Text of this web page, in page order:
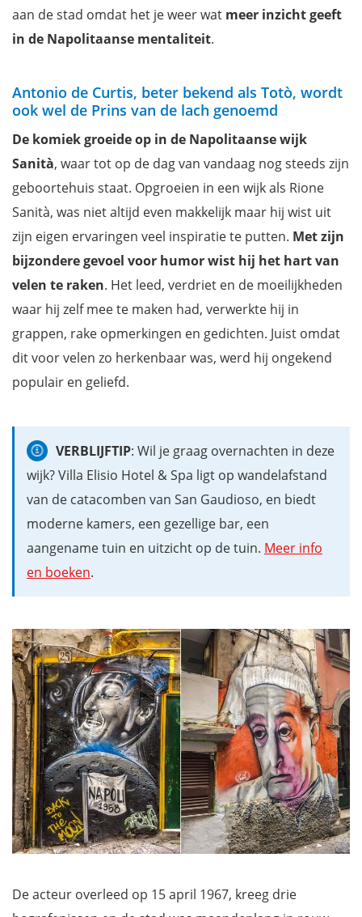
aan de stad omdat het je weer wat meer inzicht geeft
in de Napolitaanse mentaliteit.
Antonio de Curtis, beter bekend als Totò, wordt
ook wel de Prins van de lach genoemd
De komiekgroeide op in de Napolitaanse wijk
Sanità, waar tot op de dag van vandaag nog steeds zijn
geboortehuis staat. Opgroeien in een wijk als Rione
Sanità, was niet altijd even makkelijk maar hij wist uit
zijn eigen ervaringen veel inspiratie te putten. Met zijn
bijzondere gevoel voor humor wist hij het hart van
velen te raken. Het leed, verdriet en de moeilijkheden
waar hij zelf mee te maken had, verwerkte hij in
grappen, rake opmerkingen en gedichten. Juist omdat
dit voor velen zo herkenbaar was, werd hij ongekend
populair en geliefd.
VERBLIJFTIP: Wil je graag overnachten in deze
wijk? Villa Elisio Hotel & Spa ligt op wandelafstand
van de catacomben van San Gaudioso, en biedt
moderne kamers, een gezellige bar, een
aangename tuin en uitzicht op de tuin. Meer info
en boeken.
De acteur overleed op 15 april 1967, kreeg drie